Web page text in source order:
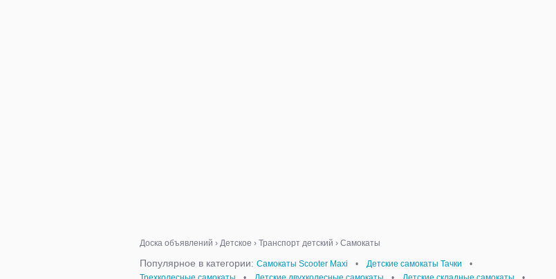
Доска объявлений › Детское › Транспорт детский › Самокаты
Популярное в категории: Самокаты Scooter Maxi • Детские самокаты Тачки
•